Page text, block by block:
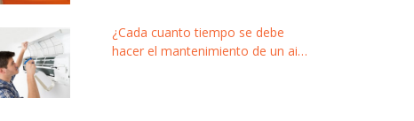
¿Cada cuanto tiempo se debe
hacer el mantenimiento de un aire